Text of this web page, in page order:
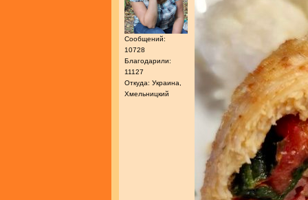
Сообщений:
10728
Благодарили:
11127
Откуда: Украина,
Хмельницкий